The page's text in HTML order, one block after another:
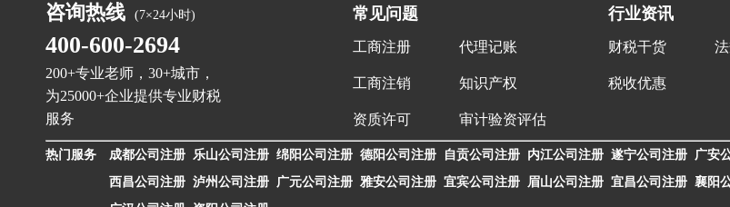
咨询热线 (7×24小时)
400-600-2694
200+专业老师，30+城市，
为25000+企业提供专业财税
服务
常见问题
工商注册 代理记账
工商注销 知识产权
资质许可 审计验资评估
行业资讯
财税干货
税收优惠
热门服务 成都公司注册 乐山公司注册 绵阳公司注册 德阳公司注册 自贡公司注册 内江公司注册 遂宁公司注册 广安
西昌公司注册 泸州公司注册 广元公司注册 雅安公司注册 宜宾公司注册 眉山公司注册 宜昌公司注册 襄阳